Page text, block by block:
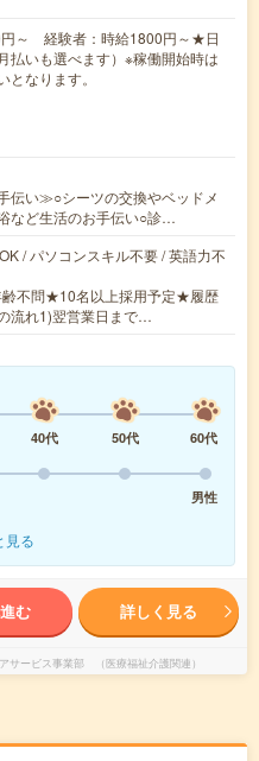
円～ 経験者：時給1800円～★日
払いも選べます）※稼働開始時は
なります。
伝い≫○シーツの交換やベッドメ
など生活のお手伝い○診…
/ パソコンスキル不要 / 英語力不
不問★10名以上採用予定★履歴
流れ1)翌営業日まで…
40代 50代
60代
男性
見る
む 詳しく見る
サービス事業部 （医療福祉介護関連）